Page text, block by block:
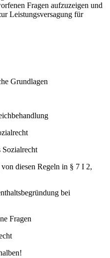
Fragen aufzuzeigen und
Leistungsversagung für
Grundlagen
Sozialrecht
diesen Regeln in § 7 I 2,
bei
Fragen